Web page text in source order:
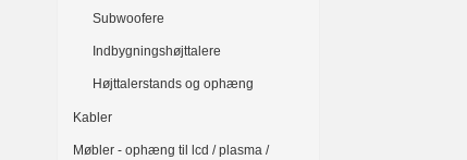
Subwoofere
Indbygningshøjttalere
Højttalerstands og ophæng
Kabler
Møbler - ophæng til lcd / plasma /